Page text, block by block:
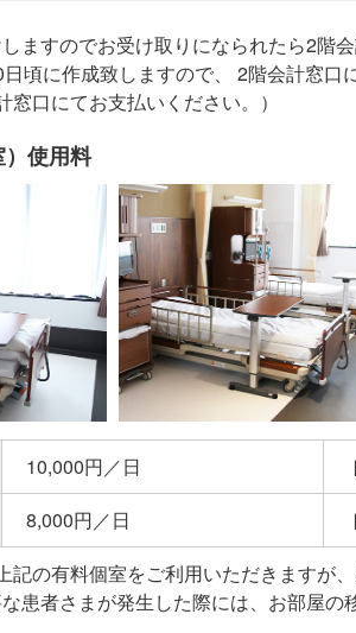
ますのでお受け取りになられたら2階
頃に作成致しますので、 2階会計窓
口にてお支払いください。）
使用料
10,000円／日
8,000円／日
記の有料個室をご利用いただきますが
患者さまが発生した際には、お部屋